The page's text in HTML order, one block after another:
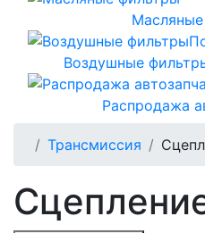
Воздушные
Распродажа
Трансмиссия